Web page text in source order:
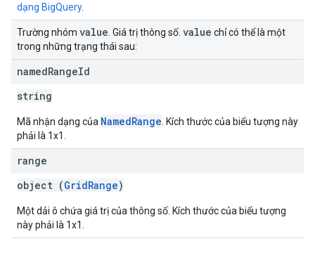
dạng BigQuery.
Trường nhóm value . Giá trị thông số. value chỉ có thể là một
trong những trạng thái sau:
namedRangeId
string
Mã nhận dạng của NamedRange . Kích thước của biểu tượng này
phải là 1x1.
range
object (GridRange)
Một dải ô chứa giá trị của thông số. Kích thước của biểu tượng
này phải là 1x1.